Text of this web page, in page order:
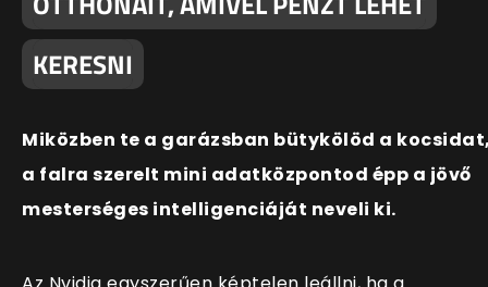
KERESNI
Miközben te a garázsban bütykölöd a
a falra szerelt mini adatközpontod épp a jövő
mesterséges intelligenciáját neveli ki.